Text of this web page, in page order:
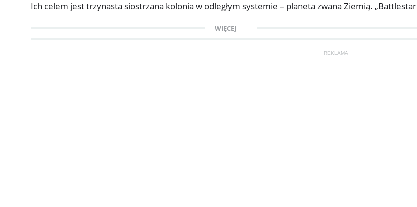
Ich celem jest trzynasta siostrzana kolonia w odległym systemie – planeta zwana Ziemią. „Battlestar
znienawidzonymi, przypominającymi monstrualne jaszczury Cylonami. Niezwykłe efekty specjalne są
dziełem Johna Dykstry, nagrodzonego w 1977 roku Oscarem za „Gwiezdne wojny ”.
WIĘCEJ
REKLAMA